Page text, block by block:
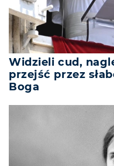
Widzieli cud,
przejść przez
Boga